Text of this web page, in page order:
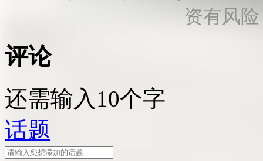
资有风
评论
还需输入10个字
话题